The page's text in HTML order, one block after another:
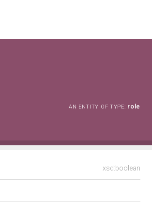
AN ENTITY OF TYPE: role
xsd:boolean